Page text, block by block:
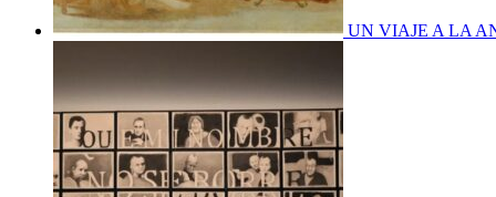
UN VIAJE A LA